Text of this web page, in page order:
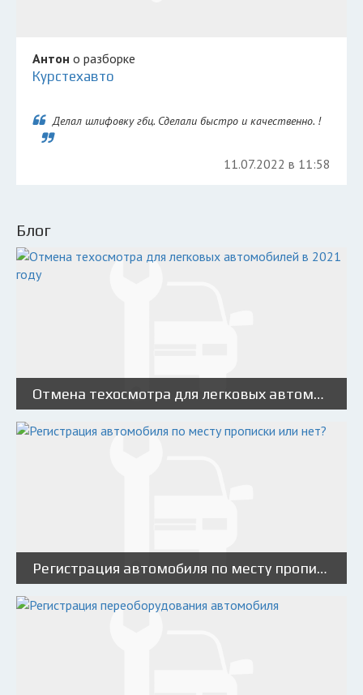
Антон о разборке
Курстехавто
Делал шлифовку гбц. Сделали быстро и качественно. !
11.07.2022 в 11:58
Блог
Отмена техосмотра для легковых автомобилей в 2021 году
Регистрация автомобиля по месту прописки или нет?